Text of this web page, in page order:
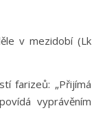
farizeů: „Přijímá
vyprávěním